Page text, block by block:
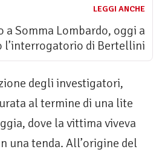
LEGGI ANCHE
a Somma Lombardo, oggi a
l’interrogatorio di Bertellini
degli investigatori,
al termine di una lite
dove la vittima viveva
una tenda. All’origine del